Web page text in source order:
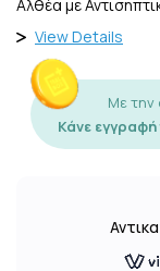
Αλθέα με
View Details
Με την
Κάνε